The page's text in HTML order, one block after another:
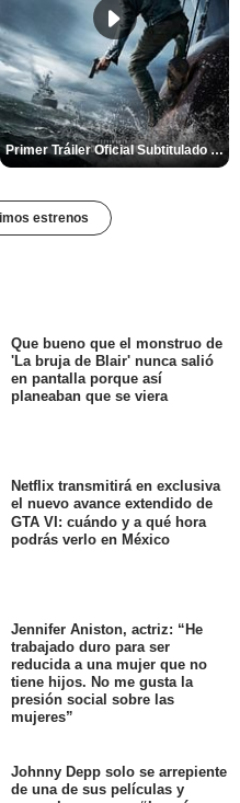
Primer Tráiler Oficial Subtitulado de 'Código: Venganza'
estrenos
Que bueno que el monstruo de
'La bruja de Blair' nunca salió
en pantalla porque así
planeaban que se viera
Netflix transmitirá en exclusiva
el nuevo avance extendido de
GTA VI: cuándo y a qué hora
podrás verlo en México
Jennifer Aniston, actriz: “He
trabajado duro para ser
reducida a una mujer que no
tiene hijos. No me gusta la
presión social sobre las
mujeres”
Johnny Depp solo se arrepiente
de una de sus películas y